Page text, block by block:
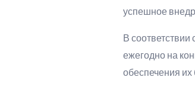
успешное
В
ежегодно на
обеспечения